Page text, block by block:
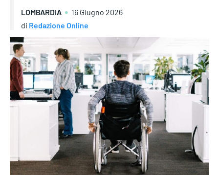
LOMBARDIA
16 Giugno 2026
di Redazione Online